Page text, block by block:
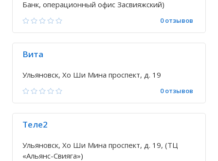
Банк, операционный офис Засвияжский)
0 отзывов
Вита
Ульяновск, Хо Ши Мина проспект, д. 19
0 отзывов
Теле2
Ульяновск, Хо Ши Мина проспект, д. 19, (ТЦ
«Альянс-Свияга»)